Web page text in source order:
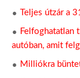
Teljes útzár a
Felfoghatatlan
autóban, amit
Milliókra